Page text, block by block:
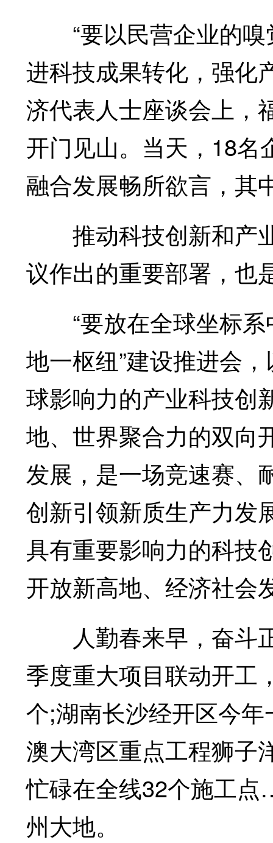
“要以民营企业的嗅
进科技成果转化，强化
济代表人士座谈会上，
开门见山。当天，18名
融合发展畅所欲言，其
推动科技创新和产
议作出的重要部署，也
“要放在全球坐标系
地一枢纽”建设推进会
球影响力的产业科技创
地、世界聚合力的双向
发展，是一场竞速赛
创新引领新质生产力发
具有重要影响力的科技
开放新高地、经济社会
人勤春来早，奋斗
季度重大项目联动开工
个;湖南长沙经开区今
澳大湾区重点工程狮子
忙碌在全线32个施工
州大地。